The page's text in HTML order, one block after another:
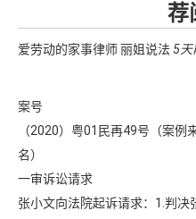
荐
爱劳动的家事律师丽姐说法5天
案号
（2020）粤01民再49号（案
名）
一审诉讼请求
张小文向法院起诉请求：1.判